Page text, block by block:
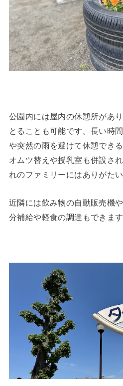
公園内には屋内の休憩所があ
とることも可能です。長い時
や突然の雨を避けて休憩でき
オムツ替えや授乳室も併設さ
れのファミリーにはありがたい
近隣には飲み物の自動販売機
分補給や軽食の調達もできます